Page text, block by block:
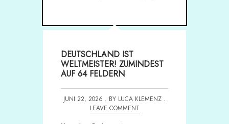
DEUTSCHLAND IST
WELTMEISTER! ZUMINDEST
AUF 64 FELDERN
JUNI 22, 2026 . BY LUCA KLEMENZ .
LEAVE COMMENT